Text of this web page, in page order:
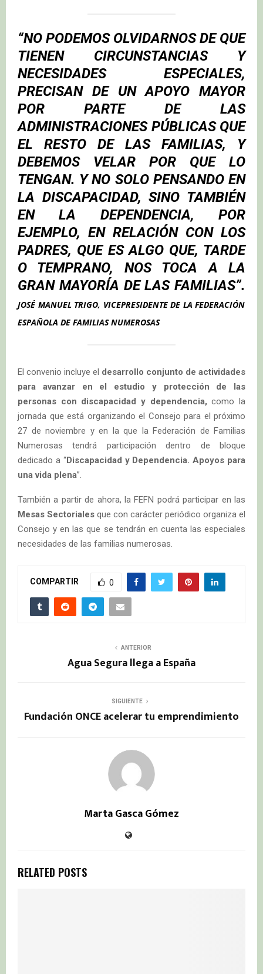
“NO PODEMOS OLVIDARNOS DE QUE
TIENEN CIRCUNSTANCIAS Y
NECESIDADES ESPECIALES,
PRECISAN DE UN APOYO MAYOR
POR PARTE DE LAS
ADMINISTRACIONES PÚBLICAS QUE
EL RESTO DE LAS FAMILIAS, Y
DEBEMOS VELAR POR QUE LO
TENGAN. Y NO SOLO PENSANDO EN
LA DISCAPACIDAD, SINO TAMBIÉN
EN LA DEPENDENCIA, POR
EJEMPLO, EN RELACIÓN CON LOS
PADRES, QUE ES ALGO QUE, TARDE
O TEMPRANO, NOS TOCA A LA
GRAN MAYORÍA DE LAS FAMILIAS”.
JOSÉ MANUEL TRIGO, VICEPRESIDENTE DE LA FEDERACIÓN
ESPAÑOLA DE FAMILIAS NUMEROSAS
El convenio incluye el desarrollo conjunto de actividades
para avanzar en el estudio y protección de las
personas con discapacidad y dependencia, como la
jornada que está organizando el Consejo para el próximo
27 de noviembre y en la que la Federación de Familias
Numerosas tendrá participación dentro de bloque
dedicado a “Discapacidad y Dependencia. Apoyos para
una vida plena”.
También a partir de ahora, la FEFN podrá participar en las
Mesas Sectoriales que con carácter periódico organiza el
Consejo y en las que se tendrán en cuenta las especiales
necesidades de las familias numerosas.
COMPARTIR 0
ANTERIOR
Agua Segura llega a España
SIGUIENTE
Fundación ONCE acelerar tu emprendimiento
Marta Gasca Gómez
RELATED POSTS